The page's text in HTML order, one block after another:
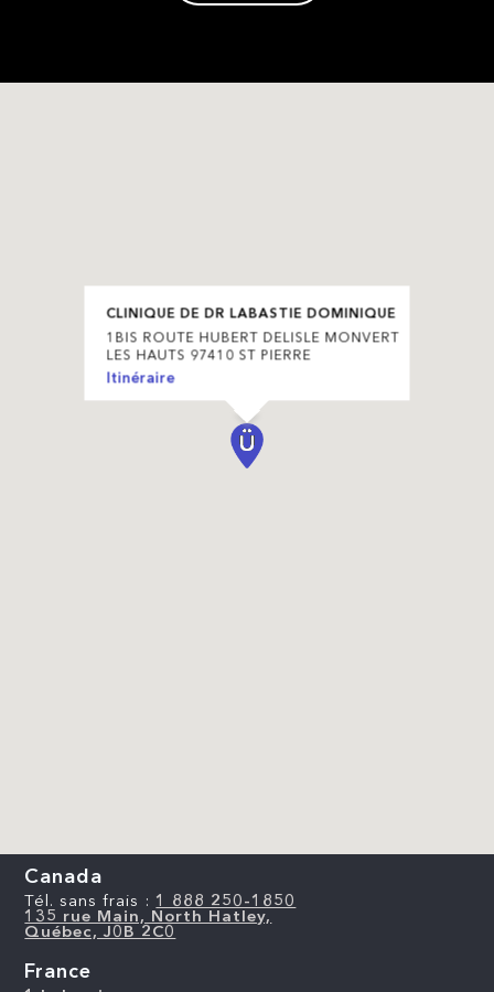
CLINIQUE DE DR LABASTIE DOMINIQUE
1BIS ROUTE HUBERT DELISLE MONVERT
LES HAUTS 97410 ST PIERRE
Itinéraire
Canada
Tél. sans frais : 1 888 250-1850
135 rue Main, North Hatley,
Québec, J0B 2C0
France